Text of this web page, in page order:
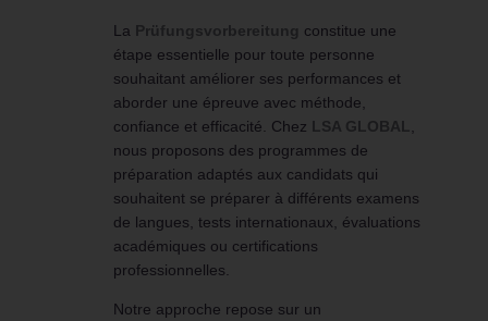
La Prüfungsvorbereitung constitue une
étape essentielle pour toute personne
souhaitant améliorer ses performances et
aborder une épreuve avec méthode,
confiance et efficacité. Chez LSA GLOBAL
nous proposons des programmes de
préparation adaptés aux candidats qui
souhaitent se préparer à différents examens
de langues, tests internationaux, évaluations
académiques ou certifications
professionnelles.
Notre approche repose sur un